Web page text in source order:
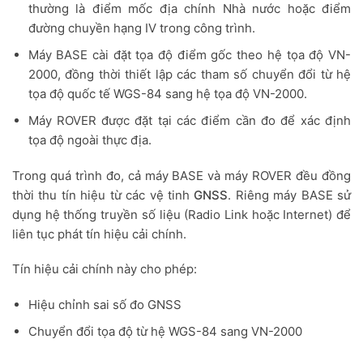
thường là điểm mốc địa chính Nhà nước hoặc điểm
đường chuyền hạng IV trong công trình.
Máy BASE cài đặt tọa độ điểm gốc theo hệ tọa độ VN-
2000, đồng thời thiết lập các tham số chuyển đổi từ hệ
tọa độ quốc tế WGS-84 sang hệ tọa độ VN-2000.
Máy ROVER được đặt tại các điểm cần đo để xác định
tọa độ ngoài thực địa.
Trong quá trình đo, cả máy BASE và máy ROVER đều đồng
thời thu tín hiệu từ các vệ tinh GNSS. Riêng máy BASE sử
dụng hệ thống truyền số liệu (Radio Link hoặc Internet) để
liên tục phát tín hiệu cải chính.
Tín hiệu cải chính này cho phép:
Hiệu chỉnh sai số đo GNSS
Chuyển đổi tọa độ từ hệ WGS-84 sang VN-2000